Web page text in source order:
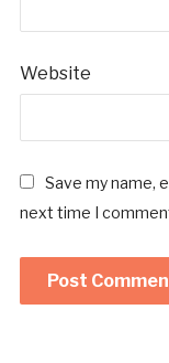
Website
Save my name,
next time I